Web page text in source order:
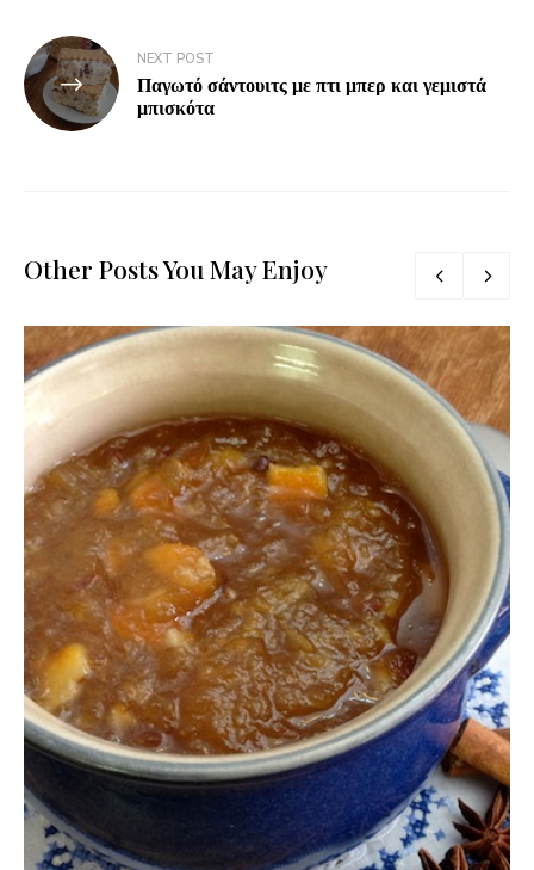
NEXT POST
Παγωτό σάντουιτς με πτι μπερ και γεμιστά
μπισκότα
Other Posts You May Enjoy